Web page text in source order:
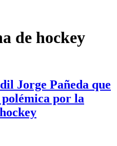
de hockey
Jorge Pañeda que
por la